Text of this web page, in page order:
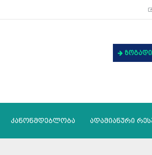
კანონმდებლობა ადამიანური